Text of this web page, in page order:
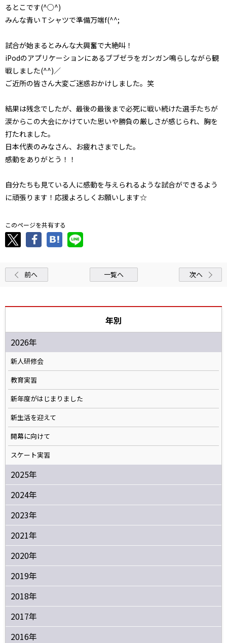
るとこです(^○^)
みんな青いＴシャツで準備万端f(^^;
試合が始まるとみんな大興奮で大絶叫！
iPodのアプリケーションにあるブブゼラをガンガン鳴らしながら観
戦しました(^^)／
ご近所の皆さん大変ご迷惑おかけしました。笑
結果は残念でしたが、最後の最後まで必死に戦い続けた選手たちが
涙からこの大会にかけていた思いや勝負の厳しさが感じられ、胸を
打たれました。
日本代表のみなさん、お疲れさまでした。
感動をありがとう！！
自分たちも見ている人に感動を与えられるような試合ができるよう
に頑張ります！応援よろしくお願いします☆
このページを共有する
前へ 一覧へ 次へ
年別
2026年
新人研修会
教育実習
新年度がはじまりました
新生活を迎えて
開幕に向けて
スケート実習
2025年
2024年
2023年
2021年
2020年
2019年
2018年
2017年
2016年